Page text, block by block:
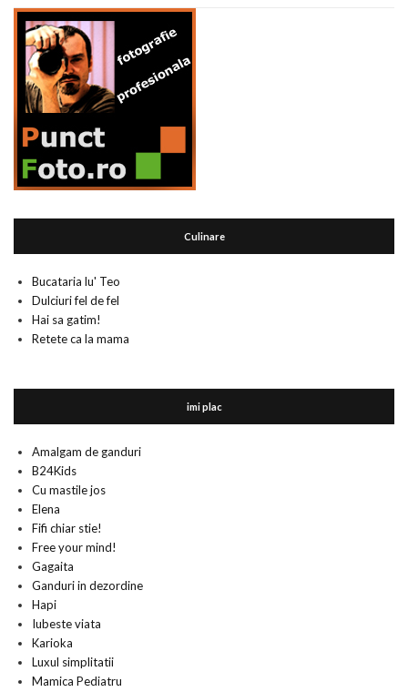
Culinare
Bucataria lu' Teo
Dulciuri fel de fel
Hai sa gatim!
Retete ca la mama
imi plac
Amalgam de ganduri
B24Kids
Cu mastile jos
Elena
Fifi chiar stie!
Free your mind!
Gagaita
Ganduri in dezordine
Hapi
Iubeste viata
Karioka
Luxul simplitatii
Mamica Pediatru